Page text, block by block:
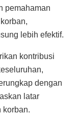
pemahaman
lebih efektif.
kontribusi
dengan
latar
korban.